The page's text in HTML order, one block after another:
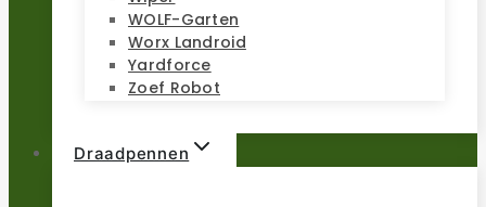
WOLF-Garten
Worx Landroid
Yardforce
Zoef Robot
Draadpennen